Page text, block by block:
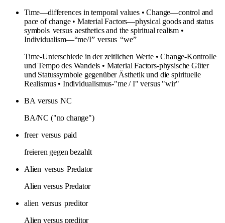
Time—differences in temporal values • Change—control and
pace of change • Material Factors—physical goods and status
symbols versus aesthetics and the spiritual realism •
Individualism—“me/I” versus “we”
Time-Unterschiede in der zeitlichen Werte • Change-Kontrolle
und Tempo des Wandels • Material Factors-physische Güter
und Statussymbole gegenüber Ästhetik und die spirituelle
Realismus • Individualismus-"me / I" versus "wir"
BA versus NC
BA/NC ("no change")
freer versus paid
freieren gegen bezahlt
Alien versus Predator
Alien versus Predator
alien versus preditor
Alien versus preditor